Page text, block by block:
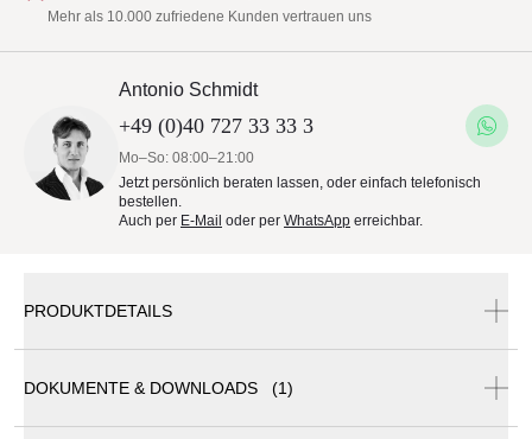
Mehr als 10.000 zufriedene Kunden vertrauen uns
Antonio Schmidt
+49 (0)40 727 33 33 3
Mo–So: 08:00–21:00
Jetzt persönlich beraten lassen, oder einfach telefonisch
bestellen.
Auch per E-Mail oder per WhatsApp erreichbar.
PRODUKTDETAILS
DOKUMENTE & DOWNLOADS (1)